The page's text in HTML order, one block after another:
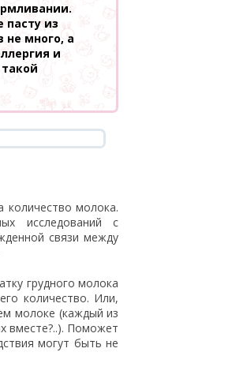
из
не много, а
и
молока.
исследований с
связи между
грудного молока
количество. Или,
молоке (каждый из
вместе?..). Поможет
могут быть не